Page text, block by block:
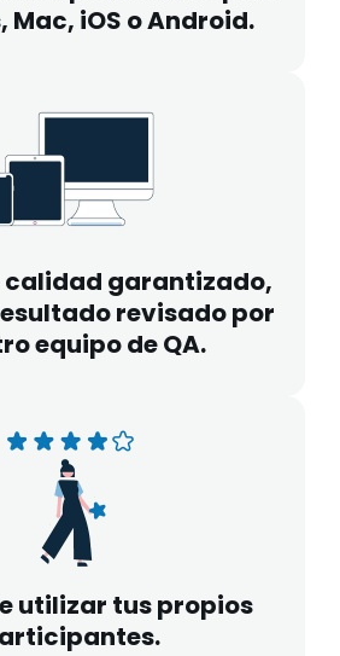
Mac, iOS o Android.
calidad garantizado,
revisado por
equipo de QA.
utilizar tus propios